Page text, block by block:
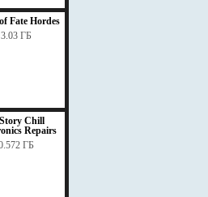
Fate Hordes
3.03 ГБ
Chill
Repairs
ГБ